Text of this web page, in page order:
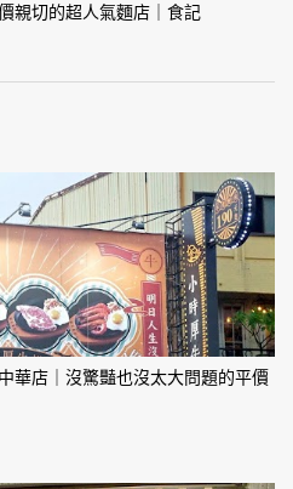
親切的超人氣麵店｜食記
華店｜沒驚豔也沒太大問題的平價